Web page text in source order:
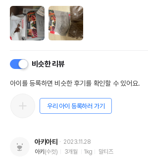
비슷한 리뷰
아이를 등록하면 비슷한 후기를 확인할 수 있어요.
우리 아이 등록하러 가기
아키아티
2023.11.28
아키 (수컷) 3개월 1kg 말티즈